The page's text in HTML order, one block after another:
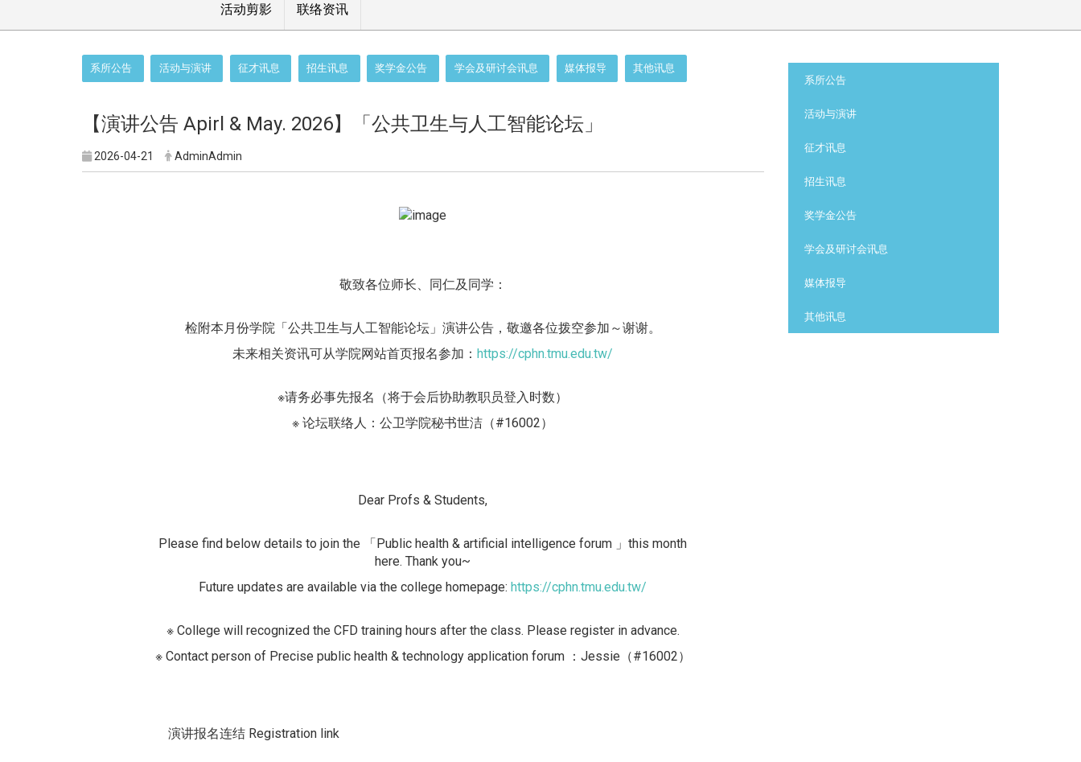
活动剪影 联络资讯
系所公告 活动与演讲 征才讯息 招生讯息 奖学金公告 学会及研讨会讯息 媒体报导 其他讯息
【演讲公告 Apirl & May. 2026】「公共卫生与人工智能论坛」
2026-04-21 AdminAdmin
敬致各位师长、同仁及同学：
检附本月份学院「公共卫生与人工智能论坛」演讲公告， 敬邀各位拨空参加～谢谢。
未来相关资讯可从学院网站首页报名参加： https://cphn.tmu.edu.tw/
※请务必事先报名（将于会后协助教职员登入时数）
※ 论坛联络人：公卫学院秘书世洁（#16002）
Dear Profs & Students,
Please find below details to join the 「Public health & artificial intelligence forum 」this month
here. Thank you~
Future updates are available via the college homepage: https://cphn.tmu.edu.tw/
※ College will recognized the CFD training hours after the class. Please register in advance.
※ Contact person of Precise public health & technology application forum ：Jessie（#16002）
演讲报名连结 Registration link
系所公告
活动与演讲
征才讯息
招生讯息
奖学金公告
学会及研讨会讯息
媒体报导
其他讯息